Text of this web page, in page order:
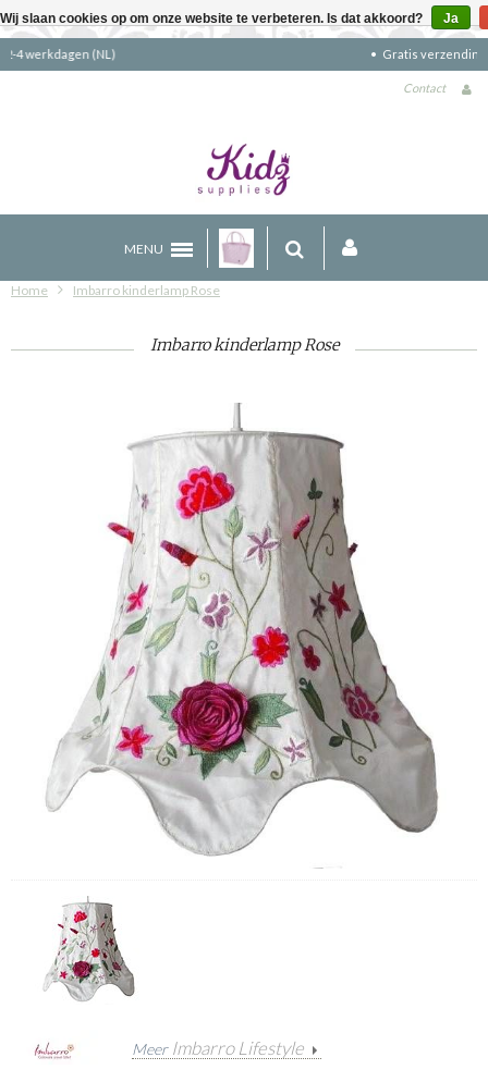
Contact
MENU
Home Imbarro kinderlamp Rose
Imbarro kinderlamp Rose
Meer Imbarro Lifestyle
Wij slaan cookies op om onze website te verbeteren. Is dat akkoord? Ja